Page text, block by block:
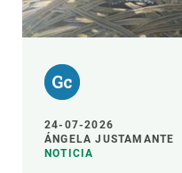
24-07-2026
ÁNGELA JUSTAMANTE
NOTICIA